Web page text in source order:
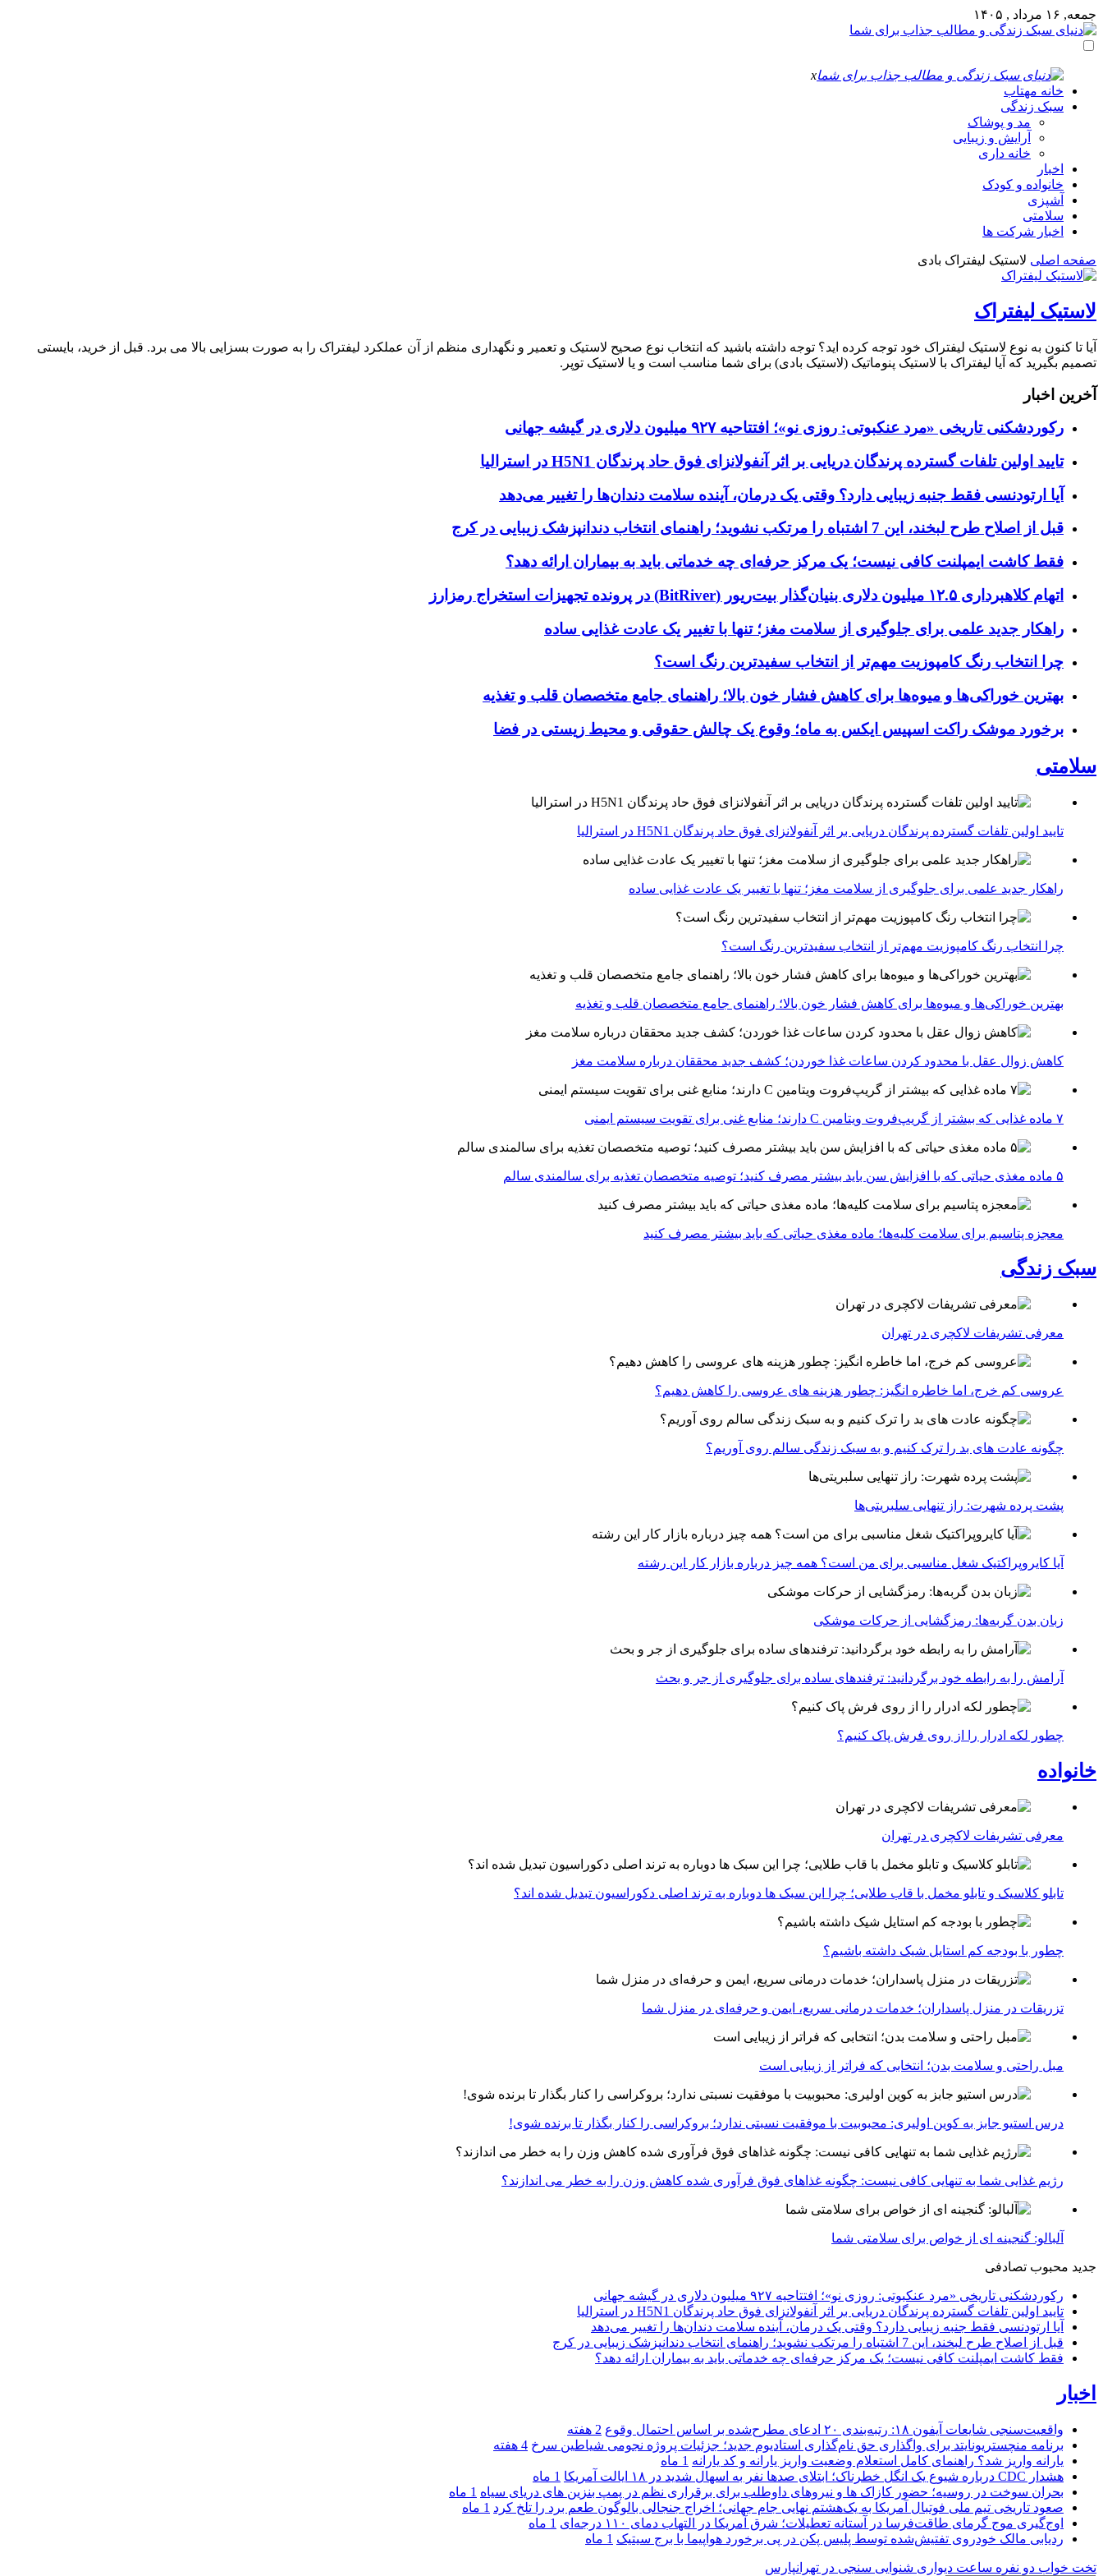
جمعه, ۱۶ مرداد , ۱۴۰۵
x
خانه مهتاب
سبک زندگی
مد و پوشاک
آرایش و زیبایی
خانه داری
اخبار
خانواده و کودک
آشپزی
سلامتی
اخبار شرکت ها
صفحه اصلی لاستیک لیفتراک بادی
لاستیک لیفتراک
آیا تا کنون به نوع لاستیک لیفتراک خود توجه کرده اید؟ توجه داشته باشید که انتخاب نوع صحیح لاستیک و تعمیر و نگهداری منظم از آن عملکرد لیفتراک را به صورت بسزایی بالا می برد. قبل از خرید، بایستی
تصمیم بگیرید که آیا لیفتراک با لاستیک پنوماتیک (لاستیک بادی) برای شما مناسب است و یا لاستیک توپر.
آخرین اخبار
رکوردشکنی تاریخی «مرد عنکبوتی: روزی نو»؛ افتتاحیه ۹۲۷ میلیون دلاری در گیشه جهانی
تایید اولین تلفات گسترده پرندگان دریایی بر اثر آنفولانزای فوق حاد پرندگان H5N1 در استرالیا
آیا ارتودنسی فقط جنبه زیبایی دارد؟ وقتی یک درمان، آینده سلامت دندان‌ها را تغییر می‌دهد
قبل از اصلاح طرح لبخند، این 7 اشتباه را مرتکب نشوید؛ راهنمای انتخاب دندانپزشک زیبایی در کرج
فقط کاشت ایمپلنت کافی نیست؛ یک مرکز حرفه‌ای چه خدماتی باید به بیماران ارائه دهد؟
اتهام کلاهبرداری ۱۲.۵ میلیون دلاری بنیان‌گذار بیت‌ریور (BitRiver) در پرونده تجهیزات استخراج رمزارز
راهکار جدید علمی برای جلوگیری از سلامت مغز؛ تنها با تغییر یک عادت غذایی ساده
چرا انتخاب رنگ کامپوزیت مهم‌تر از انتخاب سفیدترین رنگ است؟
بهترین خوراکی‌ها و میوه‌ها برای کاهش فشار خون بالا؛ راهنمای جامع متخصصان قلب و تغذیه
برخورد موشک راکت اسپیس ایکس به ماه؛ وقوع یک چالش حقوقی و محیط زیستی در فضا
سلامتی
تایید اولین تلفات گسترده پرندگان دریایی بر اثر آنفولانزای فوق حاد پرندگان H5N1 در استرالیا
راهکار جدید علمی برای جلوگیری از سلامت مغز؛ تنها با تغییر یک عادت غذایی ساده
چرا انتخاب رنگ کامپوزیت مهم‌تر از انتخاب سفیدترین رنگ است؟
بهترین خوراکی‌ها و میوه‌ها برای کاهش فشار خون بالا؛ راهنمای جامع متخصصان قلب و تغذیه
کاهش زوال عقل با محدود کردن ساعات غذا خوردن؛ کشف جدید محققان درباره سلامت مغز
۷ ماده غذایی که بیشتر از گریپ‌فروت ویتامین C دارند؛ منابع غنی برای تقویت سیستم ایمنی
۵ ماده مغذی حیاتی که با افزایش سن باید بیشتر مصرف کنید؛ توصیه متخصصان تغذیه برای سالمندی سالم
معجزه پتاسیم برای سلامت کلیه‌ها؛ ماده مغذی حیاتی که باید بیشتر مصرف کنید
سبک زندگی
معرفی تشریفات لاکچری در تهران
عروسی کم خرج، اما خاطره انگیز: چطور هزینه های عروسی را کاهش دهیم؟
چگونه عادت‌ های بد را ترک کنیم و به سبک زندگی سالم روی آوریم؟
پشت پرده شهرت: راز تنهایی سلبریتی‌ها
آیا کایروپراکتیک شغل مناسبی برای من است؟ همه چیز درباره بازار کار این رشته
زبان بدن گربه‌ها: رمزگشایی از حرکات موشکی
آرامش را به رابطه خود برگردانید: ترفندهای ساده برای جلوگیری از جر و بحث
چطور لکه ادرار را از روی فرش پاک کنیم؟
خانواده
معرفی تشریفات لاکچری در تهران
تابلو کلاسیک و تابلو مخمل با قاب طلایی؛ چرا این سبک ها دوباره به ترند اصلی دکوراسیون تبدیل شده اند؟
چطور با بودجه کم استایل شیک داشته باشیم؟
تزریقات در منزل پاسداران؛ خدمات درمانی سریع، ایمن و حرفه‌ای در منزل شما
مبل راحتی و سلامت بدن؛ انتخابی که فراتر از زیبایی است
درس استیو جابز به کوین اولیری: محبوبیت با موفقیت نسبتی ندارد؛ بروکراسی را کنار بگذار تا برنده شوی!
رژیم غذایی شما به تنهایی کافی نیست: چگونه غذاهای فوق فرآوری شده کاهش وزن را به خطر می اندازند؟
آلبالو: گنجینه ای از خواص برای سلامتی شما
جدید محبوب تصادفی
رکوردشکنی تاریخی «مرد عنکبوتی: روزی نو»؛ افتتاحیه ۹۲۷ میلیون دلاری در گیشه جهانی
تایید اولین تلفات گسترده پرندگان دریایی بر اثر آنفولانزای فوق حاد پرندگان H5N1 در استرالیا
آیا ارتودنسی فقط جنبه زیبایی دارد؟ وقتی یک درمان، آینده سلامت دندان‌ها را تغییر می‌دهد
قبل از اصلاح طرح لبخند، این 7 اشتباه را مرتکب نشوید؛ راهنمای انتخاب دندانپزشک زیبایی در کرج
فقط کاشت ایمپلنت کافی نیست؛ یک مرکز حرفه‌ای چه خدماتی باید به بیماران ارائه دهد؟
اخبار
واقعیت‌سنجی شایعات آیفون ۱۸: رتبه‌بندی ۲۰ ادعای مطرح‌شده بر اساس احتمال وقوع
2 هفته
برنامه منچستریونایتد برای واگذاری حق نام‌گذاری استادیوم جدید؛ جزئیات پروژه نجومی شیاطین سرخ 4 هفته
یارانه واریز شد؟ راهنمای کامل استعلام وضعیت واریز یارانه و کد یارانه 1 ماه
هشدار CDC درباره شیوع یک انگل خطرناک؛ ابتلای صدها نفر به اسهال شدید در ۱۸ ایالت آمریکا
1 ماه
بحران سوخت در روسیه؛ حضور کازاک‌ ها و نیروهای داوطلب برای برقراری نظم در پمپ بنزین‌ های دریای سیاه 1 ماه
صعود تاریخی تیم ملی فوتبال آمریکا به یک‌هشتم نهایی جام جهانی؛ اخراج جنجالی بالوگون طعم برد را تلخ کرد 1 ماه
اوج‌گیری موج گرمای طاقت‌فرسا در آستانه تعطیلات؛ شرق آمریکا در التهاب دمای ۱۱۰ درجه‌ای
1 ماه
ردیابی مالک خودروی تفتیش‌شده توسط پلیس پکن در پی برخورد هواپیما با برج سیتیک 1 ماه
تخت خواب دو نفره ساعت دیواری شنوایی سنجی در تهرانپارس